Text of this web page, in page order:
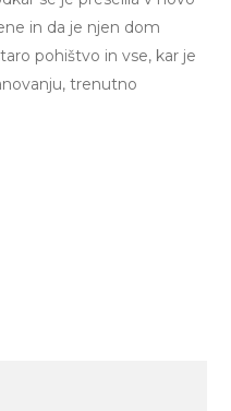
in da je njen dom
pohištvo in vse, kar je
trenutno